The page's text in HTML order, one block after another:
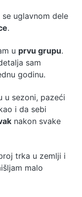
uglavnom dele
.
u prvu grupu.
sam
godinu.
u sezoni, pazeći
i da sebi
nakon svake
trka u zemlji i
malo